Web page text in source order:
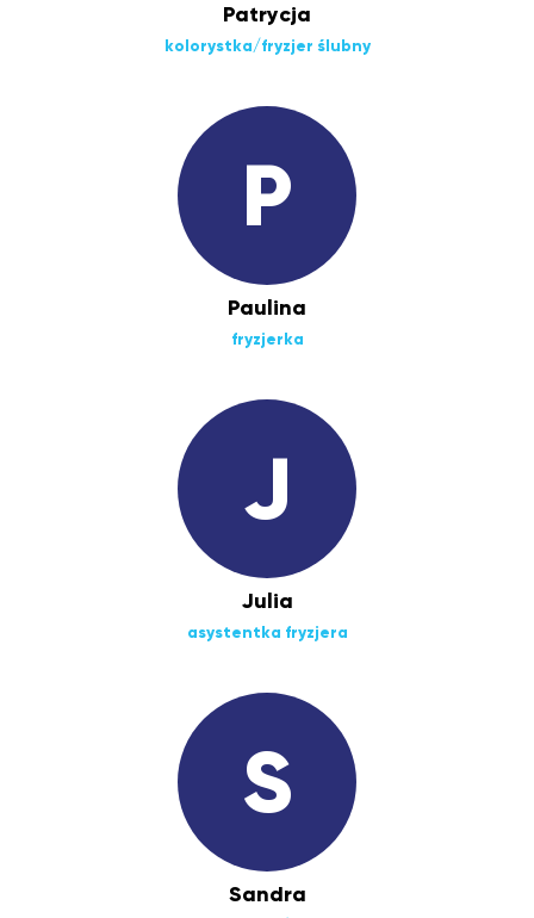
Patrycja
kolorystka/fryzjer ślubny
P
Paulina
fryzjerka
J
Julia
asystentka fryzjera
S
Sandra